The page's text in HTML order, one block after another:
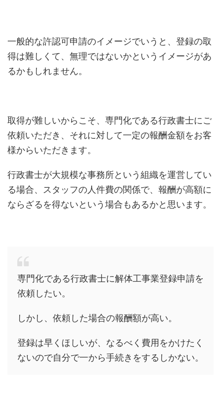
一般的な許認可申請のイメージでいうと、登録の取
得は難しくて、無理ではないかというイメージがあ
るかもしれません。
取得が難しいからこそ、専門化である行政書士にご
依頼いただき、それに対して一定の報酬金額をお客
様からいただきます。
行政書士が大規模な事務所という組織を運営してい
る場合、スタッフの人件費の関係で、報酬が高額に
ならざるを得ないという場合もあるかと思います。
専門化である行政書士に解体工事業登録申請を
依頼したい。
しかし、依頼した場合の報酬額が高い。
登録は早くほしいが、なるべく費用をかけたく
ないので自分で一から手続きをするしかない。